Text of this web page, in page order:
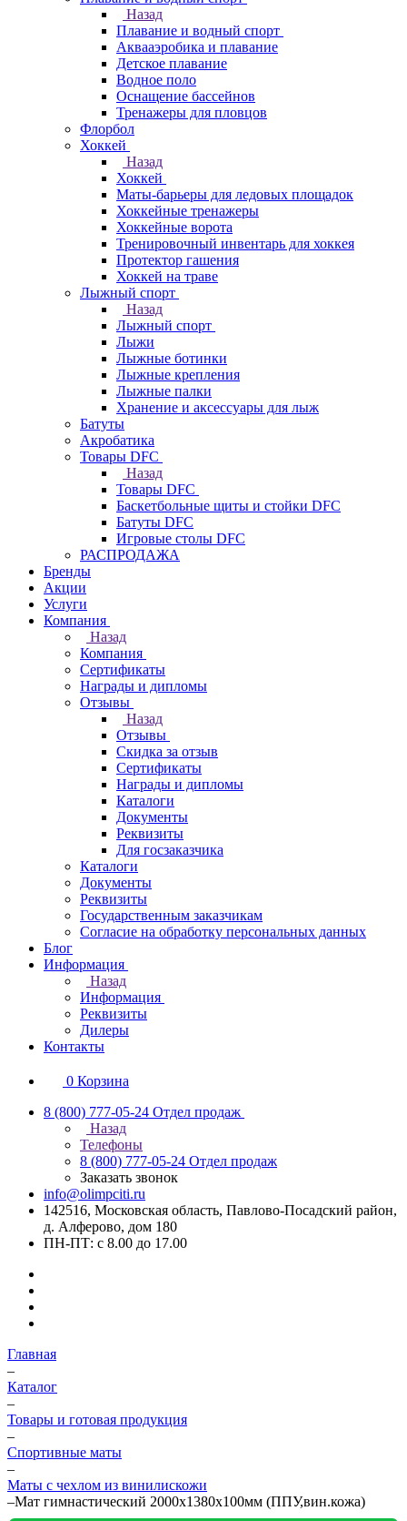
Назад
Плавание и водный спорт
Аквааэробика и плавание
Детское плавание
Водное поло
Оснащение бассейнов
Тренажеры для пловцов
Флорбол
Хоккей
Назад
Хоккей
Маты-барьеры для ледовых площадок
Хоккейные тренажеры
Хоккейные ворота
Тренировочный инвентарь для хоккея
Протектор гашения
Хоккей на траве
Лыжный спорт
Назад
Лыжный спорт
Лыжи
Лыжные ботинки
Лыжные крепления
Лыжные палки
Хранение и аксессуары для лыж
Батуты
Акробатика
Товары DFC
Назад
Товары DFC
Баскетбольные щиты и стойки DFC
Батуты DFC
Игровые столы DFC
РАСПРОДАЖА
Бренды
Акции
Услуги
Компания
Назад
Компания
Сертификаты
Награды и дипломы
Отзывы
Назад
Отзывы
Скидка за отзыв
Сертификаты
Награды и дипломы
Каталоги
Документы
Реквизиты
Для госзаказчика
Каталоги
Документы
Реквизиты
Государственным заказчикам
Согласие на обработку персональных данных
Блог
Информация
Назад
Информация
Реквизиты
Дилеры
Контакты
0 Корзина
8 (800) 777-05-24 Отдел продаж
Назад
Телефоны
8 (800) 777-05-24 Отдел продаж
Заказать звонок
info@olimpciti.ru
142516, Московская область, Павлово-Посадский район,
д. Алферово, дом 180
ПН-ПТ: с 8.00 до 17.00
Главная
–
Каталог
–
Товары и готовая продукция
–
Спортивные маты
–
Маты с чехлом из винилискожи
–Мат гимнастический 2000x1380x100мм (ППУ,вин.кожа)